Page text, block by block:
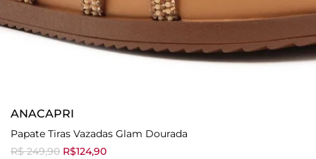
ANACAPRI
Papate Tiras Vazadas Glam Dourada
R$ 249,90 R$124,90